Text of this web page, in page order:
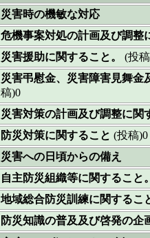
災害時の機敏な対応
危機事案対処の計画及び調整
災害援助に関すること。 (投
災害弔慰金、災害障害見舞
稿)0
災害対策の計画及び調整に関
防災対策に関すること (投稿)0
災害への日頃からの備え
自主防災組織等に関すること
地域総合防災訓練に関するこ
防災知識の普及及び啓発の